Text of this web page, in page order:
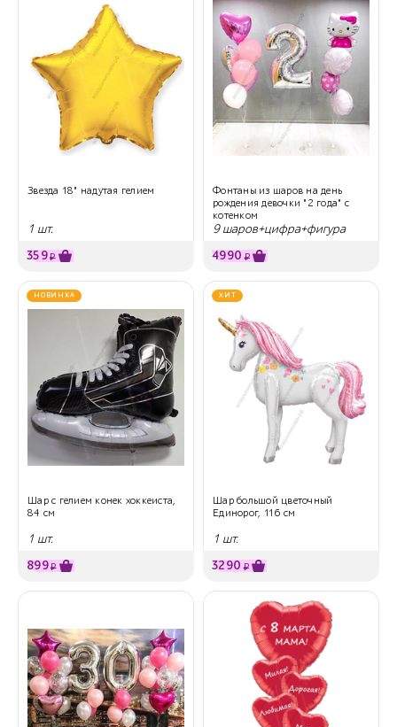
Звезда 18" надутая гелием
1 шт.
359₽
Фонтаны из шаров на день
рождения девочки "2 года" с
котенком
9 шаров+цифра+фигура
4990 ₽
НОВИНКА
Шар с гелием конек хоккеиста,
84 см
1 шт.
899₽
ХИТ
Шар большой цветочный
Единорог, 116 см
1 шт.
3290 ₽